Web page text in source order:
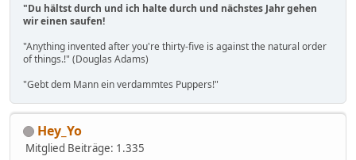
"Du hältst durch und ich halte durch und nächstes Jahr gehen
wir einen saufen!
"Anything invented after you're thirty-five is against the natural order
of things.!" (Douglas Adams)
"Gebt dem Mann ein verdammtes Puppers!"
Hey_Yo
Mitglied Beiträge: 1.335